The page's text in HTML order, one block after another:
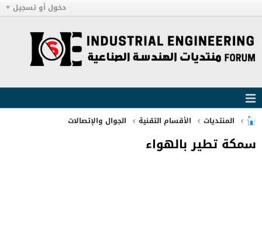
دخول أو تسجيل
المنتديات الأقسام التقنية الجوال والإتصالات
سمكة تطير بالهواء